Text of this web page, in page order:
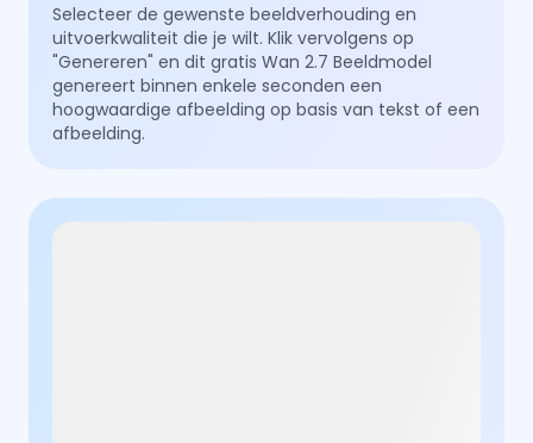
Selecteer de gewenste beeldverhouding en
uitvoerkwaliteit die je wilt. Klik vervolgens op
"Genereren" en dit gratis Wan 2.7 Beeldmodel
genereert binnen enkele seconden een
hoogwaardige afbeelding op basis van tekst of een
afbeelding.